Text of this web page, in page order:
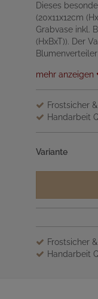
Dieses
(20x11x12cm
Grabvase inkl.
(HxBxT)). Der
mehr anzeigen
Frostsicher
Handarbeit
Variante
Frostsicher
Handarbeit